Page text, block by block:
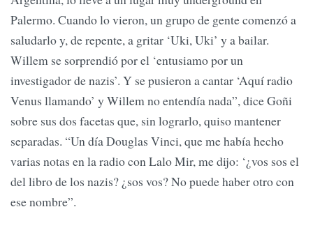
Palermo. Cuando lo vieron, un grupo de gente comenzó a
saludarlo y, de repente, a gritar ‘Uki, Uki’ y a bailar.
Willem se sorprendió por el ‘entusiamo por un
investigador de nazis’. Y se pusieron a cantar ‘Aquí radio
Venus llamando’ y Willem no entendía nada”, dice Goñi
sobre sus dos facetas que, sin lograrlo, quiso mantener
separadas. “Un día Douglas Vinci, que me había hecho
varias notas en la radio con Lalo Mir, me dijo: ‘¿vos sos el
del libro de los nazis? ¿sos vos? No puede haber otro con
ese nombre”.